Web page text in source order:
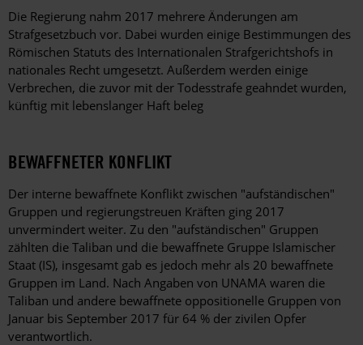
Die Regierung nahm 2017 mehrere Änderungen am
Strafgesetzbuch vor. Dabei wurden einige Bestimmungen des
Römischen Statuts des Internationalen Strafgerichtshofs in
nationales Recht umgesetzt. Außerdem werden einige
Verbrechen, die zuvor mit der Todesstrafe geahndet wurden,
künftig mit lebenslanger Haft beleg
BEWAFFNETER KONFLIKT
Der interne bewaffnete Konflikt zwischen "aufständischen"
Gruppen und regierungstreuen Kräften ging 2017
unvermindert weiter. Zu den "aufständischen" Gruppen
zählten die Taliban und die bewaffnete Gruppe Islamischer
Staat (IS), insgesamt gab es jedoch mehr als 20 bewaffnete
Gruppen im Land. Nach Angaben von UNAMA waren die
Taliban und andere bewaffnete oppositionelle Gruppen von
Januar bis September 2017 für 64 % der zivilen Opfer
verantwortlich.